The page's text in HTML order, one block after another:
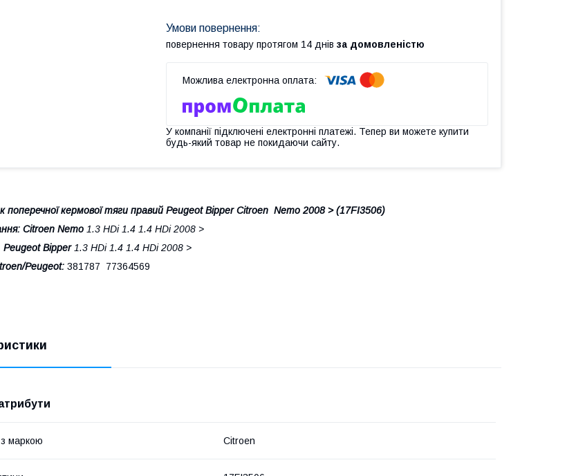
повернення товару протягом 14 днів за домовленістю
У компанії підключені електронні платежі. Тепер ви можете купити
будь-який товар не покидаючи сайту.
поперечної кермової тяги правий Peugeot Bipper Citroen Nemo 2008 > (17FI3506)
Citroen Nemo 1.3 HDi 1.4 1.4 HDi 2008 >
Peugeot Bipper 1.3 HDi 1.4 1.4 HDi 2008 >
Peugeot: 381787 77364569
з маркою Citroen